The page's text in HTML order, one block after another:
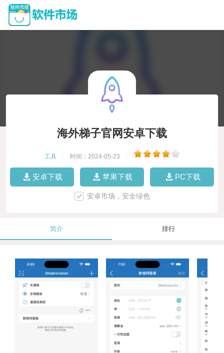
海外梯子官网安卓下载
工具 时间：2024-05-23
安卓下载 苹果下载 PC下载
安卓市场，安全绿色
简介 排行